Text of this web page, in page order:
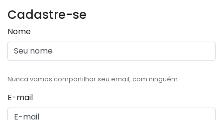
Cadastre-se
Nome
Nunca vamos compartilhar seu email, com ninguém.
E-mail